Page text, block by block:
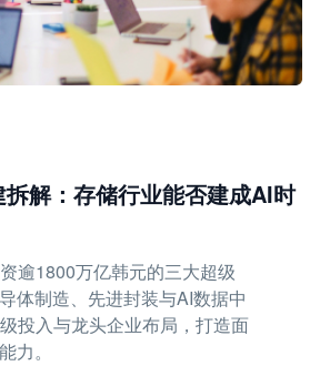
解：存储行业能否建成AI时
逾1800万亿韩元的三大超级
体制造、先进封装与AI数据中
投入与龙头企业布局，打造面
力。